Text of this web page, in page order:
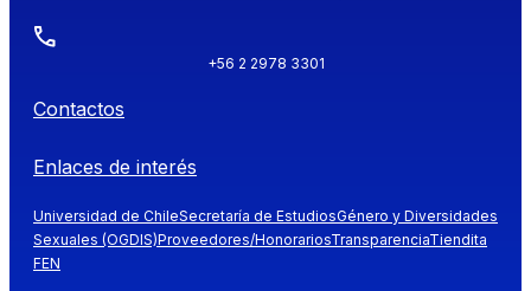
+56 2 2978 3301
Contactos
Enlaces de interés
Universidad de ChileSecretaría de EstudiosGénero y Diversidades
Sexuales (OGDIS)Proveedores/HonorariosTransparenciaTiendita
FEN